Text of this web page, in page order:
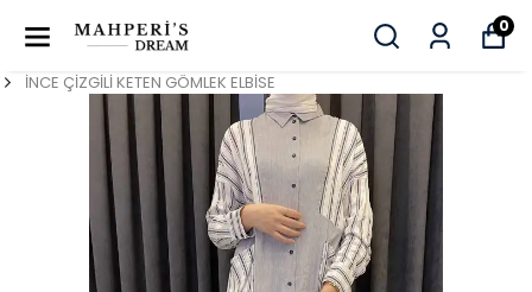
0
İNCE ÇİZGİLİ KETEN GÖMLEK ELBİSE